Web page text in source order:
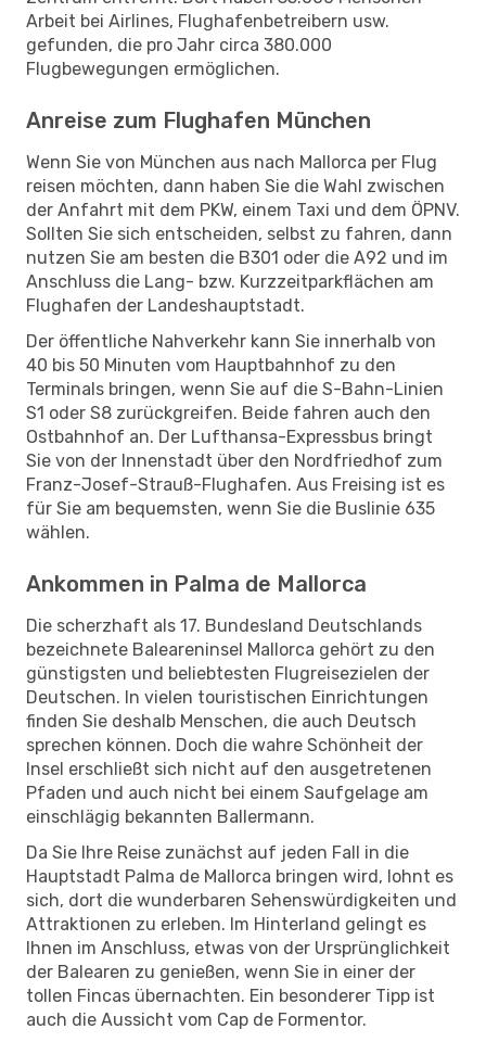
Arbeit bei Airlines, Flughafenbetreibern usw.
gefunden, die pro Jahr circa 380.000
Flugbewegungen ermöglichen.
Anreise zum Flughafen München
Wenn Sie von München aus nach Mallorca per Flug
reisen möchten, dann haben Sie die Wahl zwischen
der Anfahrt mit dem PKW, einem Taxi und dem ÖPNV.
Sollten Sie sich entscheiden, selbst zu fahren, dann
nutzen Sie am besten die B301 oder die A92 und im
Anschluss die Lang- bzw. Kurzzeitparkflächen am
Flughafen der Landeshauptstadt.
Der öffentliche Nahverkehr kann Sie innerhalb von
40 bis 50 Minuten vom Hauptbahnhof zu den
Terminals bringen, wenn Sie auf die S-Bahn-Linien
S1 oder S8 zurückgreifen. Beide fahren auch den
Ostbahnhof an. Der Lufthansa-Expressbus bringt
Sie von der Innenstadt über den Nordfriedhof zum
Franz-Josef-Strauß-Flughafen. Aus Freising ist es
für Sie am bequemsten, wenn Sie die Buslinie 635
wählen.
Ankommen in Palma de Mallorca
Die scherzhaft als 17. Bundesland Deutschlands
bezeichnete Baleareninsel Mallorca gehört zu den
günstigsten und beliebtesten Flugreisezielen der
Deutschen. In vielen touristischen Einrichtungen
finden Sie deshalb Menschen, die auch Deutsch
sprechen können. Doch die wahre Schönheit der
Insel erschließt sich nicht auf den ausgetretenen
Pfaden und auch nicht bei einem Saufgelage am
einschlägig bekannten Ballermann.
Da Sie Ihre Reise zunächst auf jeden Fall in die
Hauptstadt Palma de Mallorca bringen wird, lohnt es
sich, dort die wunderbaren Sehenswürdigkeiten und
Attraktionen zu erleben. Im Hinterland gelingt es
Ihnen im Anschluss, etwas von der Ursprünglichkeit
der Balearen zu genießen, wenn Sie in einer der
tollen Fincas übernachten. Ein besonderer Tipp ist
auch die Aussicht vom Cap de Formentor.